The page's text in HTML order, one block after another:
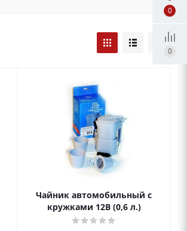
Чайник автомобильный c
кружками 12В (0,6 л.)
0
0